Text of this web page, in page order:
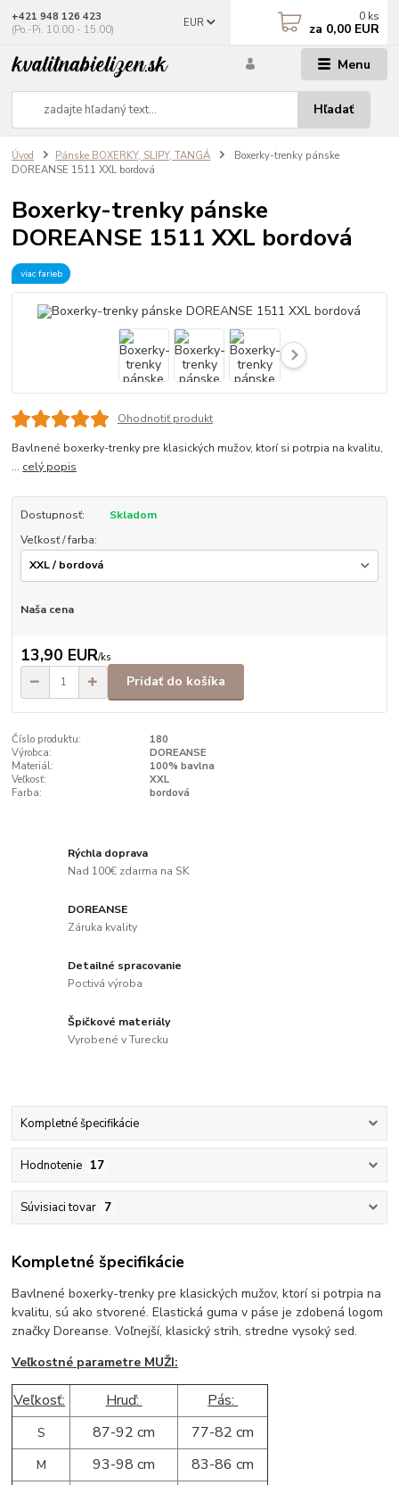
Menu
EUR
Hľadať
+421 948 126 423
(Po.-Pi. 10.00 - 15.00)
0 ks
za 0,00 EUR
Úvod Pánske BOXERKY, SLIPY, TANGÁ
Boxerky-trenky pánske
DOREANSE 1511 XXL bordová
Boxerky-trenky pánske
DOREANSE 1511 XXL bordová
viac farieb
Ohodnotiť produkt
Bavlnené boxerky-trenky pre klasických mužov, ktorí si potrpia na kvalitu,
... celý popis
Dostupnosť:
Skladom
Veľkosť / farba:
Naša cena
13,90 EUR/ks
Pridať do košíka
Číslo produktu:
180
Výrobca:
DOREANSE
Materiál:
100% bavlna
Veľkosť:
XXL
Farba:
bordová
Rýchla doprava
Nad 100€ zdarma na SK
DOREANSE
Záruka kvality
Detailné spracovanie
Poctivá výroba
Špičkové materiály
Vyrobené v Turecku
Kompletné špecifikácie
Hodnotenie 17
Súvisiaci tovar 7
Kompletné špecifikácie
Bavlnené boxerky-trenky pre klasických mužov, ktorí si potrpia na
kvalitu, sú ako stvorené. Elastická guma v páse je zdobená logom
značky Doreanse. Voľnejší, klasický strih, stredne vysoký sed.
Veľkostné parametre MUŽI:
Veľkosť: Hruď: Pás:
S 87-92 cm 77-82 cm
M 93-98 cm 83-86 cm